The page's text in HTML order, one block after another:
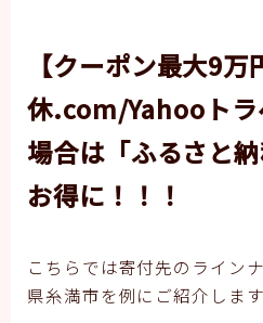
【クーポン最大9万
休.com/Yahooトラ
場合は「ふるさと
お得に！！！
こちらでは寄付先のライン
県糸満市を例にご紹介します